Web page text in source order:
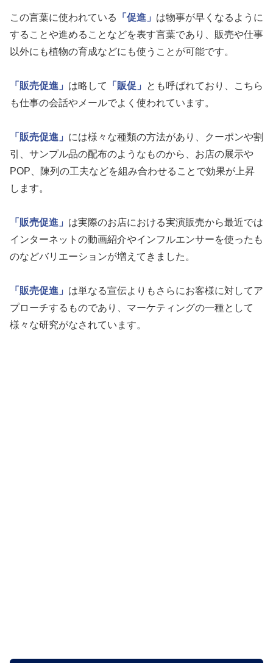
この言葉に使われている 「促進」 は物事が早くなるように
することや進めることなどを表す言葉であり、販売や仕事
以外にも植物の育成などにも使うことが可能です。
「販売促進」 は略して 「販促」
とも呼ばれており、こちら
も仕事の会話やメールでよく使われています。
「販売促進」 には様々な種類の方法があり、クーポンや割
引、サンプル品の配布のようなものから、お店の展示や
POP、陳列の工夫などを組み合わせることで効果が上昇
します。
「販売促進」 は実際のお店における実演販売から最近では
インターネットの動画紹介やインフルエンサーを使ったも
のなどバリエーションが増えてきました。
「販売促進」 は単なる宣伝よりもさらにお客様に対してア
プローチするものであり、マーケティングの一種として
様々な研究がなされています。